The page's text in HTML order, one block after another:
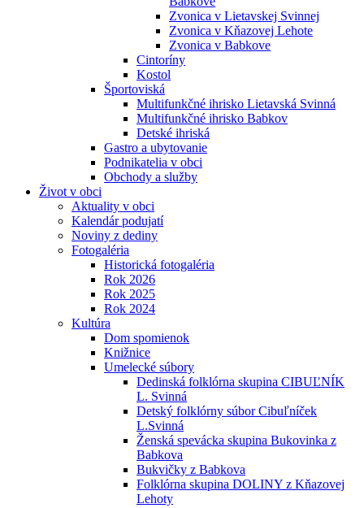
Zvonica v Lietavskej Svinnej
Zvonica v Kňazovej Lehote
Zvonica v Babkove
Cintoríny
Kostol
Športoviská
Multifunkčné ihrisko Lietavská Svinná
Multifunkčné ihrisko Babkov
Detské ihriská
Gastro a ubytovanie
Podnikatelia v obci
Obchody a služby
Život v obci
Aktuality v obci
Kalendár podujatí
Noviny z dediny
Fotogaléria
Historická fotogaléria
Rok 2026
Rok 2025
Rok 2024
Kultúra
Dom spomienok
Knižnice
Umelecké súbory
Dedinská folklórna skupina CIBUĽNÍK
L. Svinná
Detský folklórny súbor Cibuľníček
L.Svinná
Ženská spevácka skupina Bukovinka z
Babkova
Bukvičky z Babkova
Folklórna skupina DOLINY z Kňazovej
Lehoty